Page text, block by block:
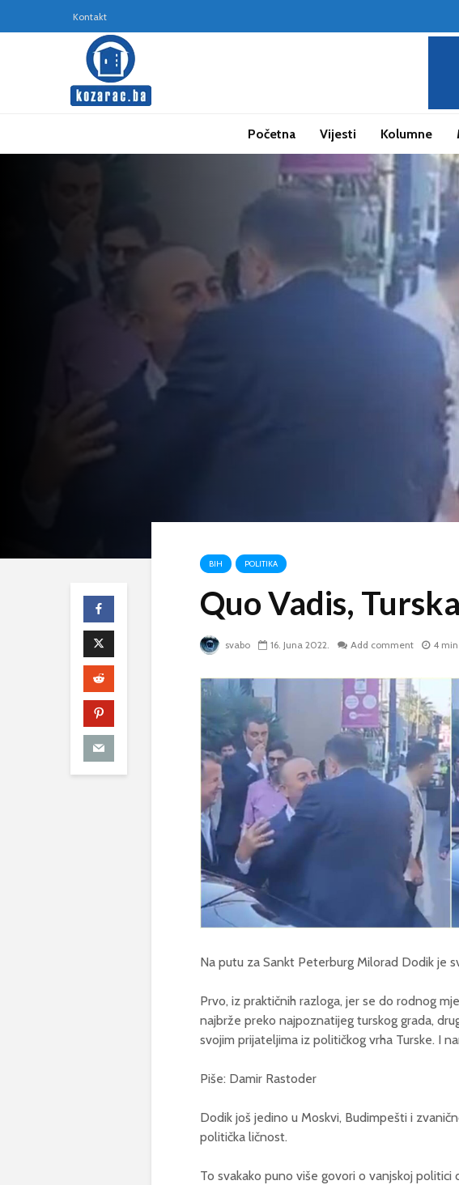
Kontakt
Početna Vijesti Kolumne
BIH POLITIKA
Quo Vadis,
svabo 16. Juna 2022. Add comment 4
Na putu za Sankt Peterburg Milorad Dodik je
Prvo, iz praktičnih razloga, jer se do rodnog
najbrže preko najpoznatijeg turskog grada,
svojim prijateljima iz političkog vrha Turske. I
Piše: Damir Rastoder
Dodik još jedino u Moskvi, Budimpešti i
politička ličnost.
To svakako puno više govori o vanjskoj politici